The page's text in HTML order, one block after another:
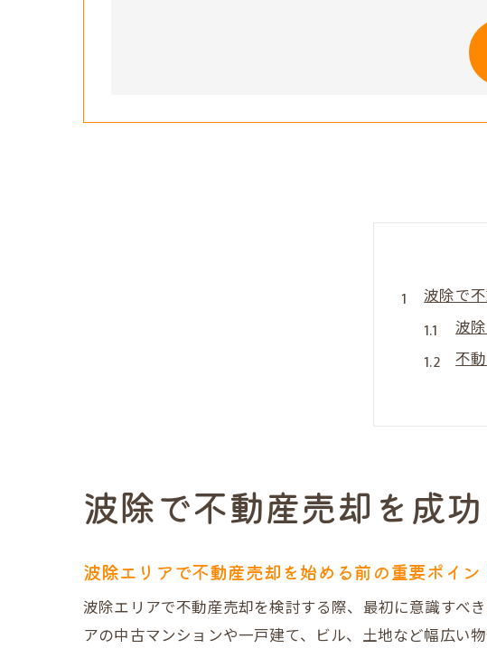
波除で
波
不
売
不
だんら
だ
売
プ
だ
波除で不動産売却を成
波除エリアで不動産売却を始める前の重要ポイン
波除エリアで不動産売却を検討する際、最初に意識すべ
アの中古マンションや一戸建て、ビル、土地など幅広い